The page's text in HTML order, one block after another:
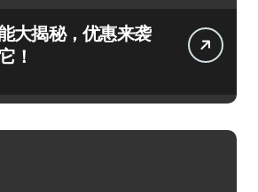
大揭秘，优惠来袭
！